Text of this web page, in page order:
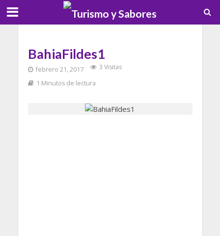
BahiaFildes1
febrero 21, 2017
3 Visitas
1 Minutos de lectura